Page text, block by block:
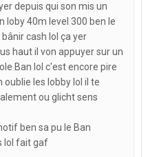
depuis qui son mis un
loby 40m level 300 ben le
cash lol ça yer
haut il von appuyer sur un
Ban lol c'est encore pire
oublie les lobby lol il te
ou glicht sens
ben sa pu le Ban
lol fait gaf